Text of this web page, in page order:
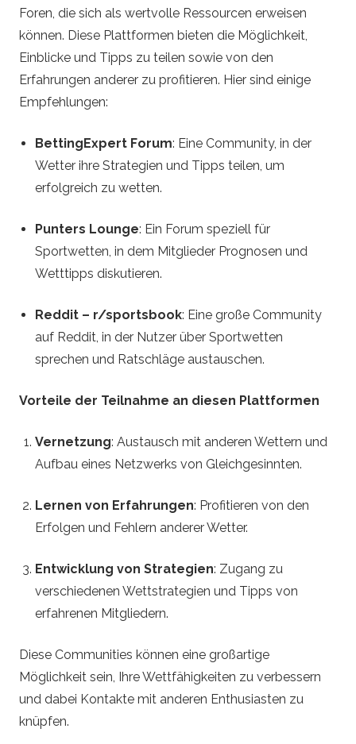
Foren, die sich als wertvolle Ressourcen erweisen
können. Diese Plattformen bieten die Möglichkeit,
Einblicke und Tipps zu teilen sowie von den
Erfahrungen anderer zu profitieren. Hier sind einige
Empfehlungen:
BettingExpert Forum: Eine Community, in der
Wetter ihre Strategien und Tipps teilen, um
erfolgreich zu wetten.
Punters Lounge: Ein Forum speziell für
Sportwetten, in dem Mitglieder Prognosen und
Wetttipps diskutieren.
Reddit – r/sportsbook: Eine große Community
auf Reddit, in der Nutzer über Sportwetten
sprechen und Ratschläge austauschen.
Vorteile der Teilnahme an diesen Plattformen
Vernetzung: Austausch mit anderen Wettern und
Aufbau eines Netzwerks von Gleichgesinnten.
Lernen von Erfahrungen: Profitieren von den
Erfolgen und Fehlern anderer Wetter.
Entwicklung von Strategien: Zugang zu
verschiedenen Wettstrategien und Tipps von
erfahrenen Mitgliedern.
Diese Communities können eine großartige
Möglichkeit sein, Ihre Wettfähigkeiten zu verbessern
und dabei Kontakte mit anderen Enthusiasten zu
knüpfen.